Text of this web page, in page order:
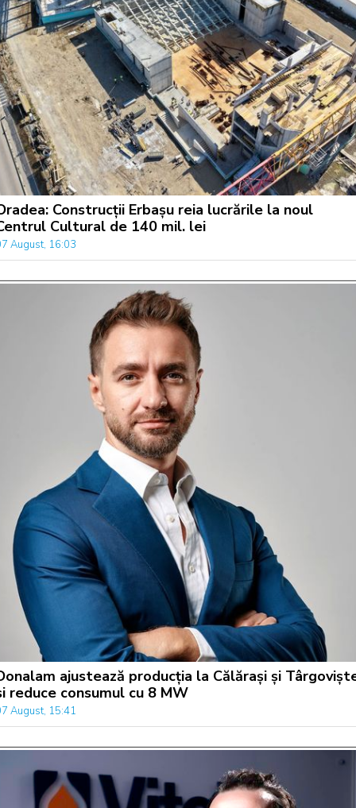
Construcții Erbașu reia lucrările la noul
Cultural de 140 mil. lei
August, 16:03
ajustează producția la Călărași și
reduce consumul cu 8 MW
August, 15:41